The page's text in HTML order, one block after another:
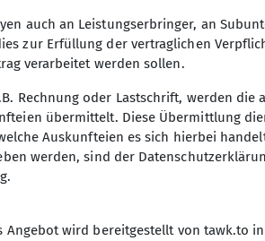
auch an Leistungserbringer, an
zur Erfüllung der vertraglichen
verarbeitet werden sollen.
Rechnung oder Lastschrift, werden die
übermittelt. Diese Übermittlung
Auskunfteien es sich hierbei
werden, sind der
wird bereitgestellt von tawk.to